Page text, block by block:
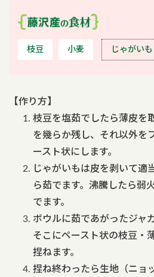
枝豆 小麦 じゃがいも
【作り方】
枝豆を塩茹でしたら薄皮を
を幾らか残し、それ以外を
ースト状にします。
じゃがいもは皮を剥いて適
ら茹でます。沸騰したら弱
でます。
ボウルに茹であがったジャ
そこにペースト状の枝豆・
捏ねます。
捏ね終わったら生地（ニョ